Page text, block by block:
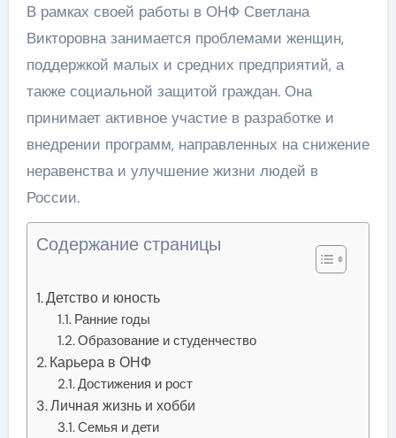
В рамках своей работы в ОНФ Светлана
Викторовна занимается проблемами женщин,
поддержкой малых и средних предприятий, а
также социальной защитой граждан. Она
принимает активное участие в разработке и
внедрении программ, направленных на снижение
неравенства и улучшение жизни людей в
России.
Содержание страницы
Детство и юность
Ранние годы
Образование и студенчество
Карьера в ОНФ
Достижения и рост
Личная жизнь и хобби
Семья и дети